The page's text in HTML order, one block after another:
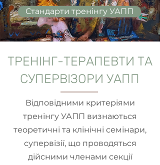
Стандарти тренінгу УАПП
ТРЕНІНГ-ТЕРАПЕВТИ ТА
СУПЕРВІЗОРИ УАПП
Відповідними критеріями
тренінгу УАПП визнаються
теоретичні та клінічні семінари,
супервізії, що проводяться
дійсними членами секції